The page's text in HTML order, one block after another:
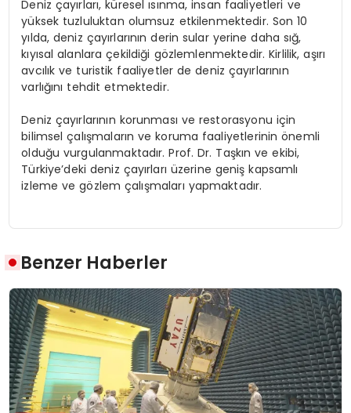
Deniz çayırları, küresel ısınma, insan faaliyetleri ve
yüksek tuzluluktan olumsuz etkilenmektedir. Son 10
yılda, deniz çayırlarının derin sular yerine daha sığ,
kıyısal alanlara çekildiği gözlemlenmektedir. Kirlilik, aşırı
avcılık ve turistik faaliyetler de deniz çayırlarının
varlığını tehdit etmektedir.
Deniz çayırlarının korunması ve restorasyonu için
bilimsel çalışmaların ve koruma faaliyetlerinin önemli
olduğu vurgulanmaktadır. Prof. Dr. Taşkın ve ekibi,
Türkiye’deki deniz çayırları üzerine geniş kapsamlı
izleme ve gözlem çalışmaları yapmaktadır.
Benzer Haberler